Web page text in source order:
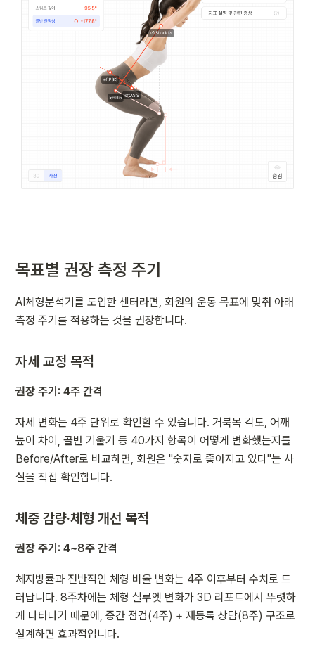
목표별 권장 측정 주기
AI체형분석기를 도입한 센터라면, 회원의 운동 목표에 맞춰 아래
측정 주기를 적용하는 것을 권장합니다.
자세 교정 목적
권장 주기: 4주 간격
자세 변화는 4주 단위로 확인할 수 있습니다. 거북목 각도, 어깨
높이 차이, 골반 기울기 등 40가지 항목이 어떻게 변화했는지를
Before/After로 비교하면, 회원은 "숫자로 좋아지고 있다"는 사
실을 직접 확인합니다.
체중 감량·체형 개선 목적
권장 주기: 4~8주 간격
체지방률과 전반적인 체형 비율 변화는 4주 이후부터 수치로 드
러납니다. 8주차에는 체형 실루엣 변화가 3D 리포트에서 뚜렷하
게 나타나기 때문에, 중간 점검(4주) + 재등록 상담(8주) 구조로
설계하면 효과적입니다.